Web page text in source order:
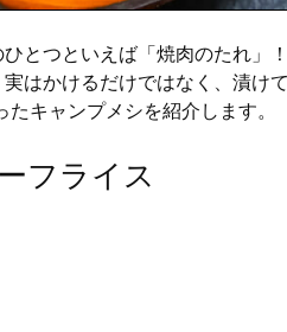
とつといえば「焼肉のたれ
はかけるだけではなく、漬け
キャンプメシを紹介します。
フライス